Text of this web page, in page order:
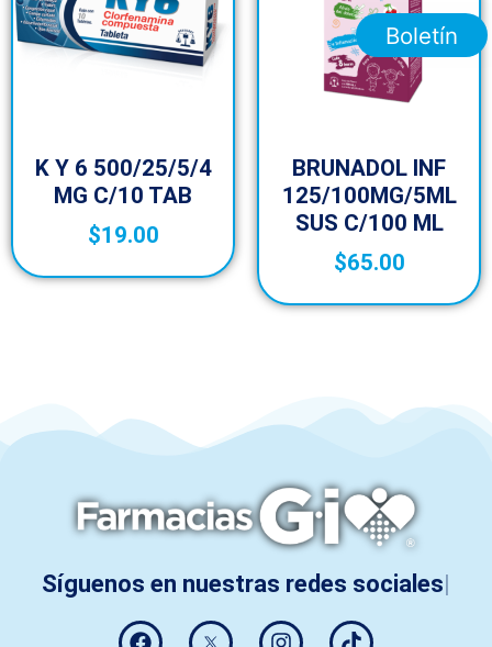
K Y 6 500/25/5/4
MG C/10 TAB
$19.00
BRUNADOL INF
125/100MG/5ML
SUS C/100 ML
$65.00
Boletín
Síguenos en nuestras redes sociales